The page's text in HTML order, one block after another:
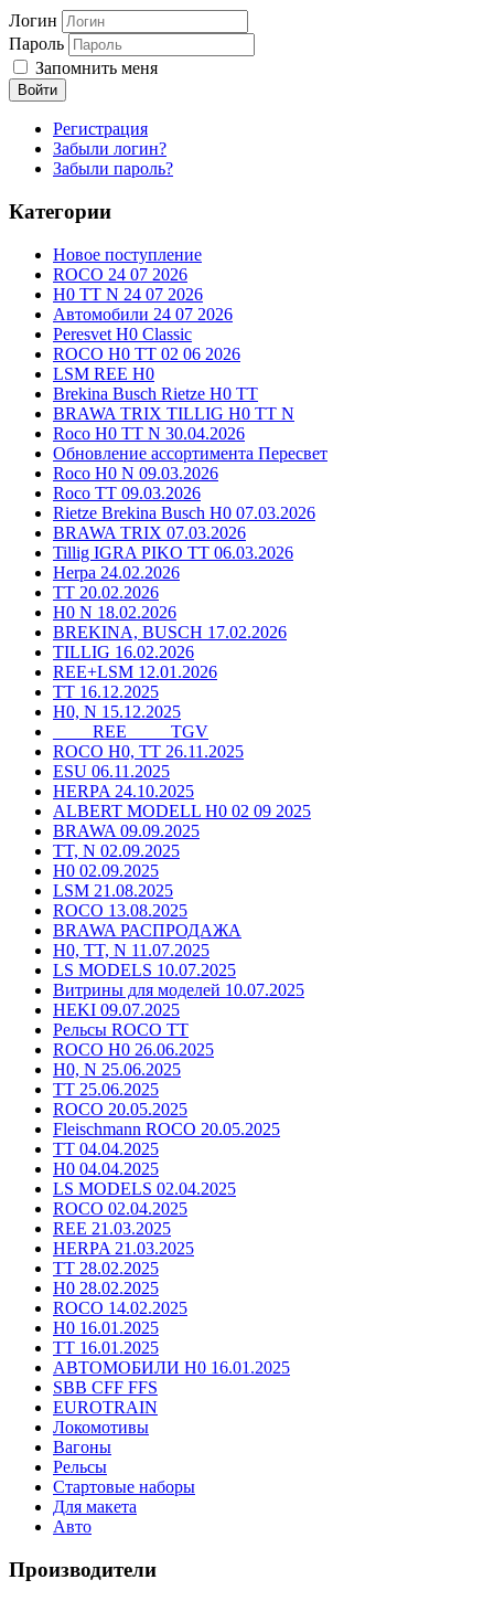
Логин
Пароль
Запомнить меня
Войти
Регистрация
Забыли логин?
Забыли пароль?
Категории
Новое поступление
ROCO 24 07 2026
H0 TT N 24 07 2026
Автомобили 24 07 2026
Peresvet H0 Classic
ROCO H0 TT 02 06 2026
LSM REE H0
Brekina Busch Rietze H0 TT
BRAWA TRIX TILLIG H0 TT N
Roco H0 TT N 30.04.2026
Обновление ассортимента Пересвет
Roco H0 N 09.03.2026
Roco TT 09.03.2026
Rietze Brekina Busch H0 07.03.2026
BRAWA TRIX 07.03.2026
Tillig IGRA PIKO TT 06.03.2026
Herpa 24.02.2026
TT 20.02.2026
H0 N 18.02.2026
BREKINA, BUSCH 17.02.2026
TILLIG 16.02.2026
REE+LSM 12.01.2026
TT 16.12.2025
H0, N 15.12.2025
____ REE ____ TGV
ROCO H0, TT 26.11.2025
ESU 06.11.2025
HERPA 24.10.2025
ALBERT MODELL H0 02 09 2025
BRAWA 09.09.2025
TT, N 02.09.2025
H0 02.09.2025
LSM 21.08.2025
ROCO 13.08.2025
BRAWA РАСПРОДАЖА
H0, TT, N 11.07.2025
LS MODELS 10.07.2025
Витрины для моделей 10.07.2025
HEKI 09.07.2025
Рельсы ROCO TT
ROCO H0 26.06.2025
H0, N 25.06.2025
TT 25.06.2025
ROCO 20.05.2025
Fleischmann ROCO 20.05.2025
TT 04.04.2025
H0 04.04.2025
LS MODELS 02.04.2025
ROCO 02.04.2025
REE 21.03.2025
HERPA 21.03.2025
TT 28.02.2025
H0 28.02.2025
ROCO 14.02.2025
H0 16.01.2025
TT 16.01.2025
АВТОМОБИЛИ H0 16.01.2025
SBB CFF FFS
EUROTRAIN
Локомотивы
Вагоны
Рельсы
Стартовые наборы
Для макета
Авто
Производители